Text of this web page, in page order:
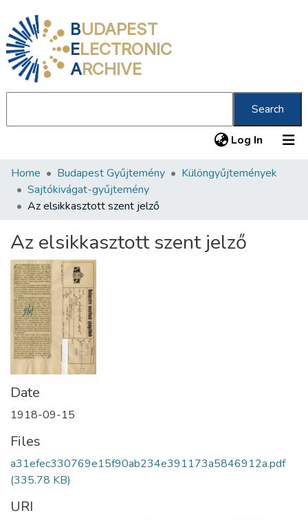
BUDAPEST
ELECTRONIC
ARCHIVE
Search
Log In (current)
Communities & Collections
All of DSpace
About us
Home Budapest Gyűjtemény
Különgyűjtemények
Sajtókivágat-gyűjtemény
Az elsikkasztott szent jelző
Az elsikkasztott szent jelző
Date
1918-09-15
Files
a31efec330769e15f90ab234e391173a5846912a.pdf
(335.78 KB)
URI